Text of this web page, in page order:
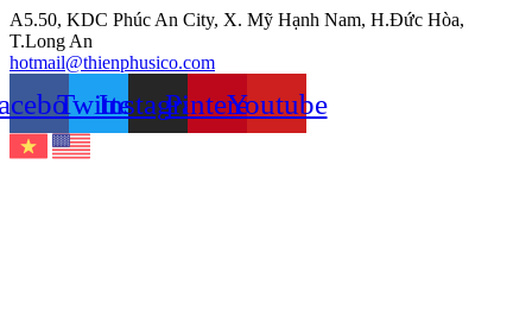
Chuyển
đến
nội
A5.50, KDC Phúc An City, X. Mỹ Hạnh Nam, H.Đức Hòa,
T.Long An
hotmail@thienphusico.com
TwitterInstagramPinterestYoutube